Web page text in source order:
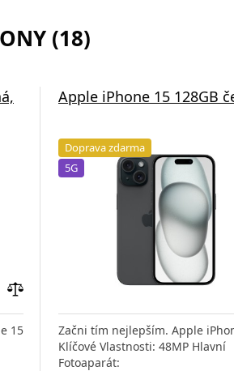
(18)
porovnání
15
Apple iPhone 15 128GB
Doprava zdarma
5G
Začni tím nejlepším. Apple
Klíčové Vlastnosti: 48MP Hlavní
Fotoaparát: